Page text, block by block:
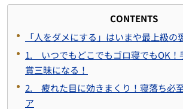
CONTENTS
「人をダメにする」はいまや最上級の
1. いつでもどこでもゴロ寝でもOK！
賞三昧になる！
2. 疲れた目に効きまくり！寝落ち必
ア